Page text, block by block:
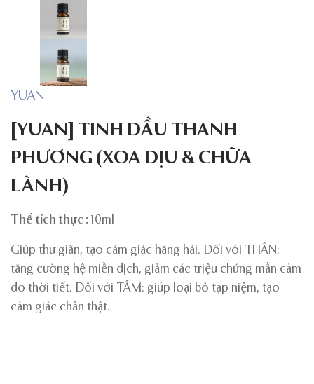
YUAN
[YUAN] TINH DẦU THANH
PHƯƠNG (XOA DỊU & CHỮA
LÀNH)
Thể tích thực : 10ml
Giúp thư giãn, tạo cảm giác hăng hái. Đối với THÂN:
tăng cường hệ miễn dịch, giảm các triệu chứng mẫn cảm
do thời tiết. Đối với TÂM: giúp loại bỏ tạp niệm, tạo
cảm giác chân thật.